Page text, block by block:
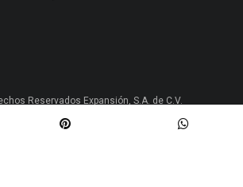
Reservados Expansión, S.A. de C.V.